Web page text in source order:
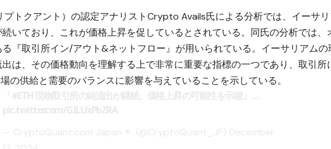
トクアント）の認定アナリストCrypto Avails氏による分析では、イーサ
いており、これが価格上昇を促しているとされている。同氏の分析では、
『取引所イン/アウト&ネットフロー』が用いられている。イーサリアムの
は、その価格動向を理解する上で非常に重要な指標の一つであり、取引所
の供給と需要のバランスに影響を与えていることを示している。